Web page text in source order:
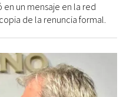
en un mensaje en la red
de la renuncia formal.